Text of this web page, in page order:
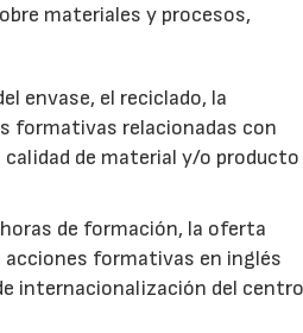
materiales y procesos,
envase, el reciclado, la
formativas relacionadas con
de material y/o producto
de formación, la oferta
acciones formativas en inglés
internacionalización del centro